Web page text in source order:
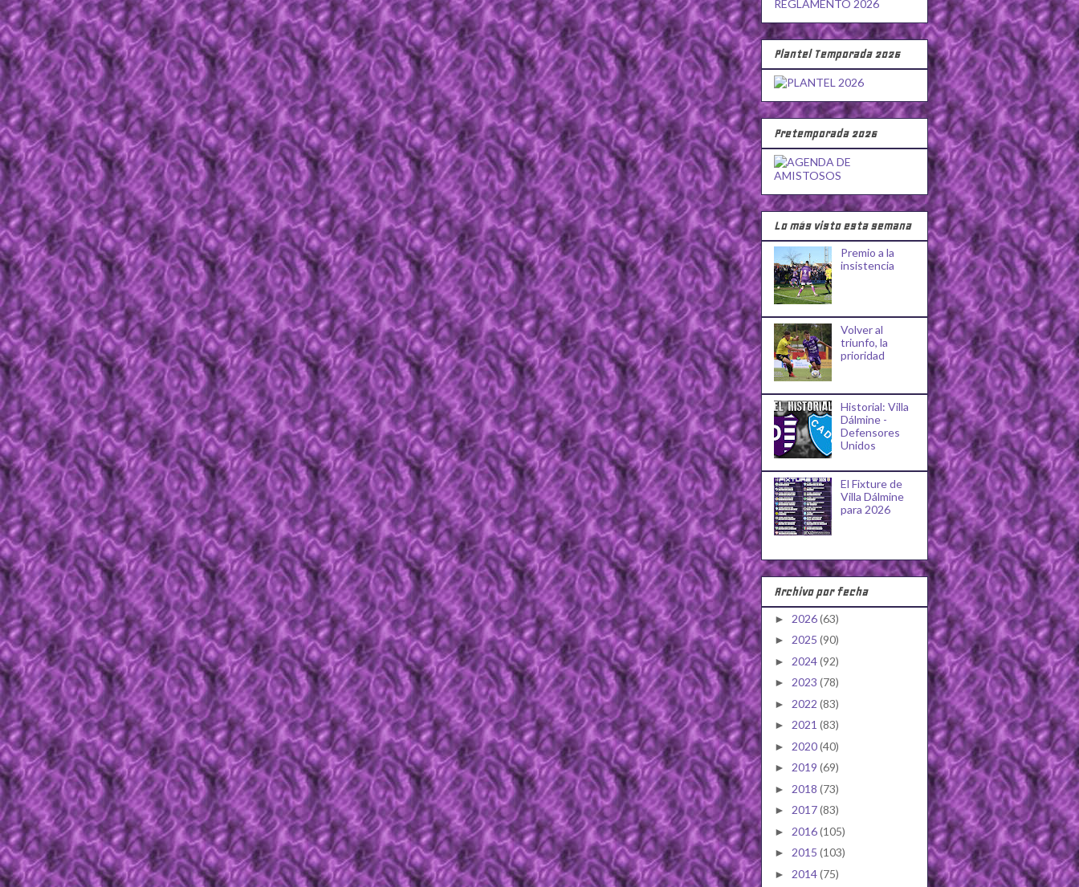
Plantel Temporada 2026
Pretemporada 2026
Lo más visto esta semana
Premio a la
insistencia
Volver al
triunfo, la
prioridad
Historial: Villa
Dálmine -
Defensores
Unidos
El Fixture de
Villa Dálmine
para 2026
Archivo por fecha
► 2026(63)
► 2025 (90)
► 2024(92)
► 2023 (78)
► 2022 (83)
► 2021 (83)
► 2020(40)
► 2019 (69)
► 2018 (73)
► 2017(83)
► 2016(105)
► 2015 (103)
► 2014(75)